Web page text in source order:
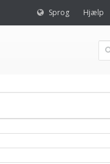
Sprog Hjælp